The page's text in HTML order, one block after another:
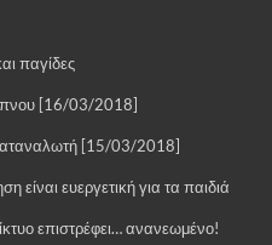
παγίδες
[16/03/2018]
[15/03/2018]
είναι ευεργετική για τα παιδιά
επιστρέφει… ανανεωμένο!